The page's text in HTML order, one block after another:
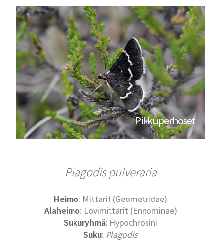
Pikkuperhoset
Plagodis pulveraria
Heimo: Mittarit (Geometridae)
Alaheimo: Lovimittarit (Ennominae)
Sukuryhmä: Hypochrosini
Suku: Plagodis